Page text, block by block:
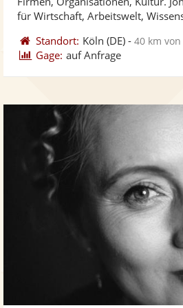
für Wirtschaft, Arbeitswelt,
Standort: Köln (DE) -40 km
Gage: auf Anfrage